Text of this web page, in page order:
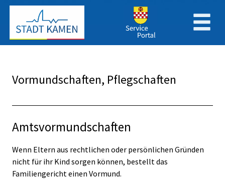
Zum Hauptinhalt springen
Zum Header
Zum Hauptinhalt
Zum Footer
Vormundschaften, Pflegschaften
Beschreibung
Amtsvormundschaften
Wenn Eltern aus rechtlichen oder persönlichen Gründen
nicht für ihr Kind sorgen können, bestellt das
Familiengericht einen Vormund.